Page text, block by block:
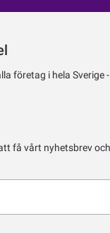
företag i hela Sverige -
få vårt nyhetsbrev